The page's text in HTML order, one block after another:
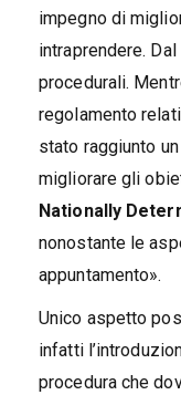
impegno di
intraprendere.
procedurali.
regolamento
stato raggiunto
migliorare gli
Nationally
nonostante le
appuntamento».
Unico aspetto
infatti
procedura che